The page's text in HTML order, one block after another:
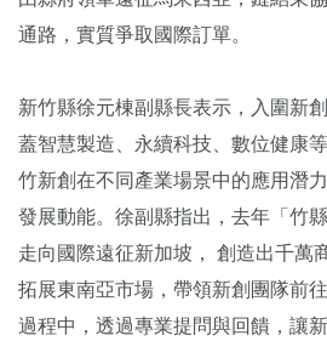
通路，實質爭取國際訂單。
新竹縣徐元棟副縣長表示，入圍新
蓋智慧製造、永續科技、數位健康
竹新創在不同產業場景中的應用潛
發展動能。徐副縣指出，去年「竹
走向國際遠征新加坡， 創造出千萬
拓展東南亞市場，帶領新創團隊前
過程中，透過專業提問與回饋，讓